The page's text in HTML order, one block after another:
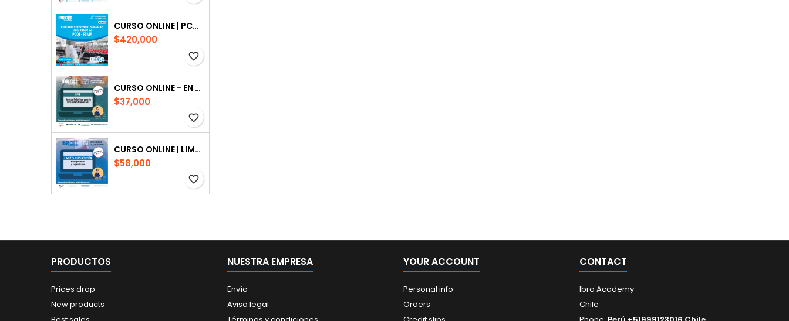
CURSO ONLINE | PCQI-FSMA: CONTROLES PREVENTIVOS
$420,000
favorite_border
CURSO ONLINE - EN PLATAFORMA| BUENAS PRÁCTICAS PARA LA INOCUIDAD ALIMENTARIA
$37,000
favorite_border
CURSO ONLINE | LIMPIEZA Y DESINFECCIÓN NIVEL JEFATURAS Y SUPERVISORES
$58,000
favorite_border
PRODUCTOS
Prices drop
New products
NUESTRA EMPRESA
Envío
Aviso legal
YOUR ACCOUNT
Personal info
Orders
CONTACT
Ibro Academy
Chile